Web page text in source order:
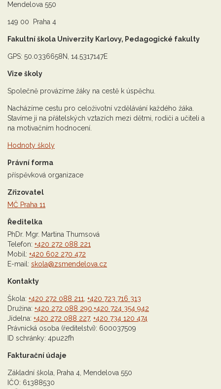
Mendelova 550
149 00 Praha 4
Fakultní škola Univerzity Karlovy, Pedagogické fakulty
GPS: 50.0336658N, 14.5317147E
Vize školy
Společně provázíme žáky na cestě k úspěchu.
Nacházíme cestu pro celoživotní vzdělávání každého žáka.
Stavíme ji na přátelských vztazích mezi dětmi, rodiči a učiteli a
na motivačním hodnocení.
Hodnoty školy
Právní forma
příspěvková organizace
Zřizovatel
MČ Praha 11
Ředitelka
PhDr. Mgr. Martina Thumsová
Telefon: +420 272 088 221
Mobil: +420 602 270 472
E-mail: skola@zsmendelova.cz
Kontakty
Škola: +420 272 088 211 +420 723 716 313
Družina: +420 272 088 290 +420 724 354 942
Jídelna: +420 272 088 227, +420 734 120 474
Právnická osoba (ředitelství): 600037509
ID schránky: 4pu22fh
Fakturační údaje
Základní škola, Praha 4, Mendelova 550
IČO: 61388530